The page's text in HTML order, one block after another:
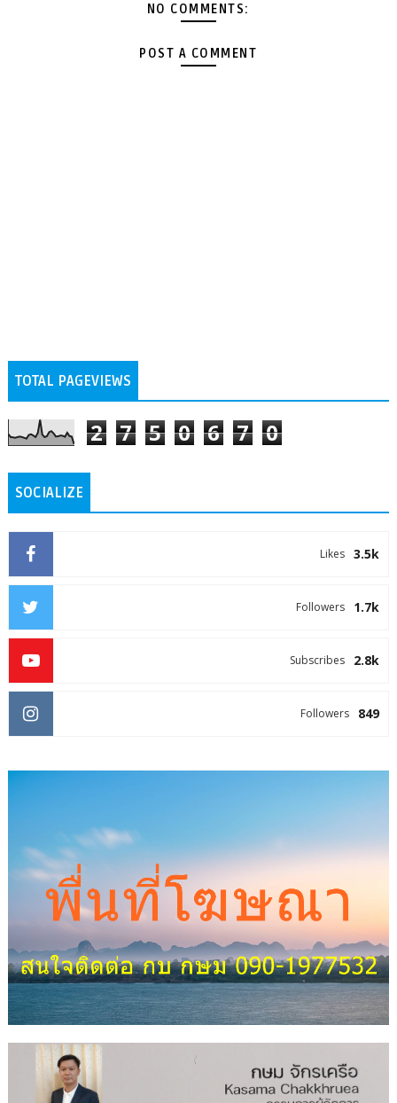
NO COMMENTS:
POST A COMMENT
TOTAL PAGEVIEWS
2 7 5 0 6 7 0
SOCIALIZE
3.5k
Likes
1.7k
Followers
2.8k
Subscribes
849
Followers